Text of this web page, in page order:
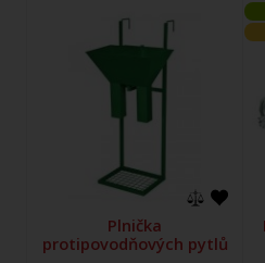
Plnička
protipovodňových pytlů